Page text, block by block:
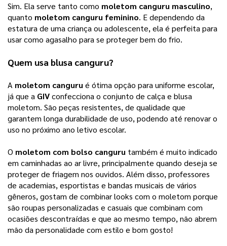
Sim. Ela serve tanto como moletom canguru masculino,
quanto moletom canguru feminino. E dependendo da
estatura de uma criança ou adolescente, ela é perfeita para
usar como agasalho para se proteger bem do frio.
Quem usa blusa canguru?
A moletom canguru é ótima opção para uniforme escolar,
já que a GIV confecciona o conjunto de calça e blusa
moletom. São peças resistentes, de qualidade que
garantem longa durabilidade de uso, podendo até renovar o
uso no próximo ano letivo escolar.
O moletom com bolso canguru também é muito indicado
em caminhadas ao ar livre, principalmente quando deseja se
proteger de friagem nos ouvidos. Além disso, professores
de academias, esportistas e bandas musicais de vários
gêneros, gostam de combinar looks com o moletom porque
são roupas personalizadas e casuais que combinam com
ocasiões descontraídas e que ao mesmo tempo, não abrem
mão da personalidade com estilo e bom gosto!